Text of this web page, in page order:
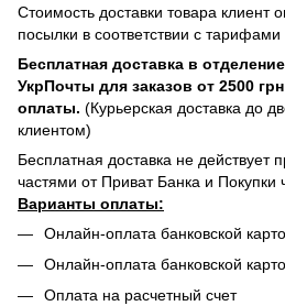
Стоимость доставки товара клиент
посылки в соответствии с тарифами
Бесплатная доставка в
УкрПочты для заказов от 2500
оплаты. (Курьерская доставка до
клиентом)
Бесплатная доставка не действует
частями от Приват Банка и Покупки
Варианты оплаты:
Онлайн-оплата банковской
Онлайн-оплата банковской
Оплата на расчетный счет